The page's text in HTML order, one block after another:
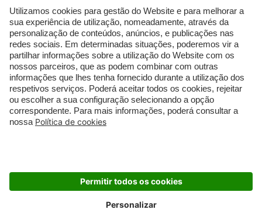
Sérum de Rosto
Body mist & Spray
corporal
Produtos para Cabelo
Homem
Espuma de Limpeza
Facial
Dermocosmética
Perfumes árabes
Novidades
Melhores Perfumes
Femininos
TOP 10: Perfumes
Masculinos
Pestanas Postiças
Creme Rosto Homem
Embalagens Sustentáveis